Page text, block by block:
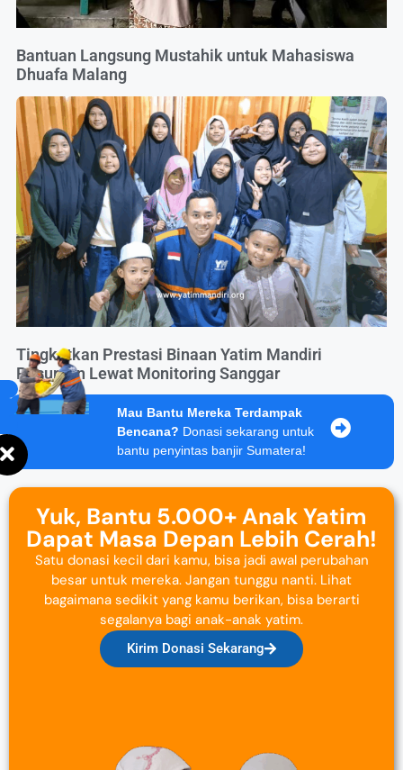
Bantuan Langsung Mustahik untuk Mahasiswa
Dhuafa Malang
Tingkatkan Prestasi Binaan Yatim Mandiri
Pasuruan Lewat Monitoring Sanggar
Mau Bantu Mereka Terdampak
Bencana? Donasi sekarang untuk
bantu penyintas banjir Sumatera!
Yuk, Bantu 5.000+ Anak Yatim
Dapat Masa Depan Lebih Cerah!
Satu donasi kecil dari kamu, bisa jadi awal perubahan
besar untuk mereka. Jangan tunggu nanti. Lihat
bagaimana sedikit yang kamu berikan, bisa berarti
segalanya bagi anak-anak yatim.
Kirim Donasi Sekarang